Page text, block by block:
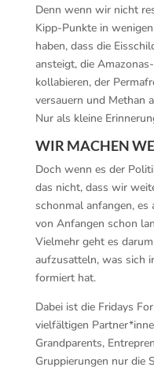
Denn wenn wir nicht
Kipp-Punkte in
haben, dass die
ansteigt, die
kollabieren, der
versauern und Methan
Nur als kleine
WIR MACHEN
Doch wenn es der
das nicht, dass wir
schonmal anfangen, es
von Anfangen schon
Vielmehr geht es
aufzusatteln, was sich
formiert hat.
Dabei ist die Fridays
vielfältigen
Grandparents,
Gruppierungen nur die